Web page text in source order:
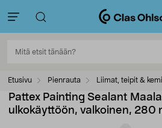
Etusivu Pienrauta Liimat, teipit &
Pattex Painting Sealant
ulkokäyttöön, valkoinen, 280